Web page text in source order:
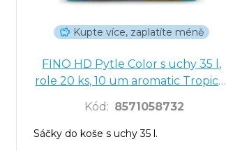
Kupte více, zaplatíte méně
FINO HD Pytle Color s uchy 35 l,
role 20 ks, 10 um aromatic Tropical
Kód : 8571058732
Sáčky do koše s uchy 35 l.